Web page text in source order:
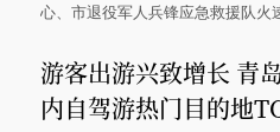
心、市退役军人兵锋应急救援队火
游客出游兴致增长 青
内自驾游热门目的地